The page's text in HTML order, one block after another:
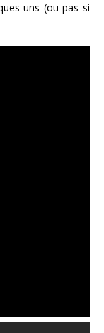
uns (ou pas si